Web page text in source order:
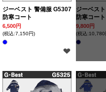
ジーベスト 警備服 G5307
防寒コート
6,500円
(税込:7,150円)
ジーベス
防寒コート
9,800円
(税込:10,780